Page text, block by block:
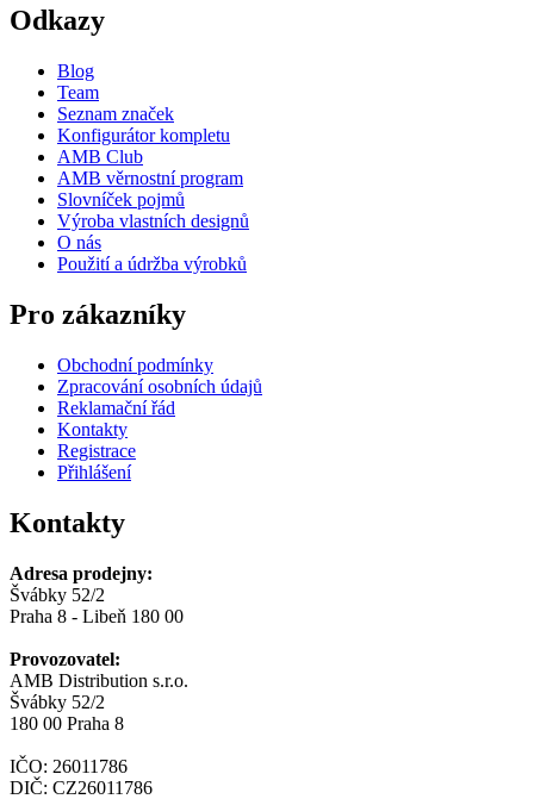
Odkazy
Blog
Team
Seznam značek
Konfigurátor kompletu
AMB Club
AMB věrnostní program
Slovníček pojmů
Výroba vlastních designů
O nás
Použití a údržba výrobků
Pro zákazníky
Obchodní podmínky
Zpracování osobních údajů
Reklamační řád
Kontakty
Registrace
Přihlášení
Kontakty
Adresa prodejny:
Švábky 52/2
Praha 8 - Libeň 180 00
Provozovatel:
AMB Distribution s.r.o.
Švábky 52/2
180 00 Praha 8
IČO: 26011786
DIČ: CZ26011786